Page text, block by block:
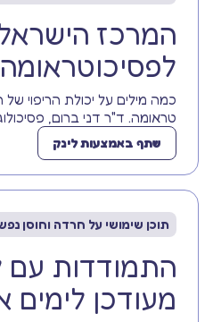
המרכז
לפסיכוטראומה
כמה מילים על יכולת הריפוי
טראומה. ד"ר דני ברום,
שתף באמצעות לינק
תוכן שימושי על חרדה וחוסן
התמודדות עם
מעודכן לימים